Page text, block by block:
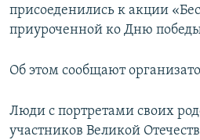
присоеденились к акции
приуроченной ко Дню
Об этом сообщают
Люди с портретами своих
участников Великой